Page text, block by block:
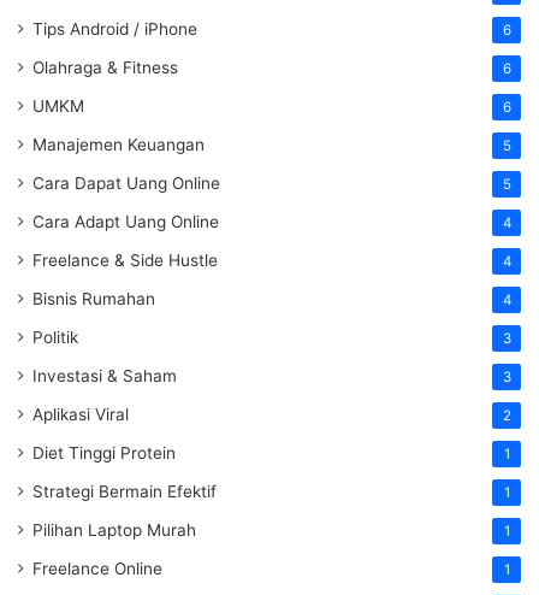
Tips Android / iPhone 6
Olahraga & Fitness 6
UMKM 6
Manajemen Keuangan 5
Cara Dapat Uang Online 5
Cara Adapt Uang Online 4
Freelance & Side Hustle 4
Bisnis Rumahan 4
Politik 3
Investasi & Saham 3
Aplikasi Viral 2
Diet Tinggi Protein 1
Strategi Bermain Efektif 1
Pilihan Laptop Murah 1
Freelance Online 1